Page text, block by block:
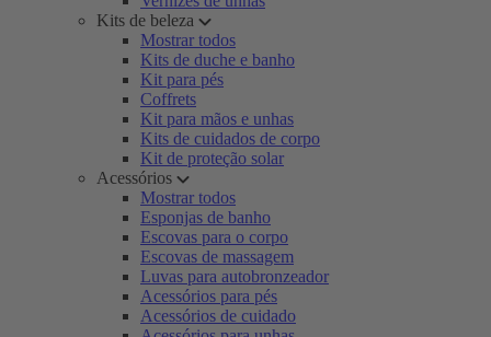
Kits de beleza
Mostrar todos
Kits de duche e banho
Kit para pés
Coffrets
Kit para mãos e unhas
Kits de cuidados de corpo
Kit de proteção solar
Acessórios
Mostrar todos
Esponjas de banho
Escovas para o corpo
Escovas de massagem
Luvas para autobronzeador
Acessórios para pés
Acessórios de cuidado